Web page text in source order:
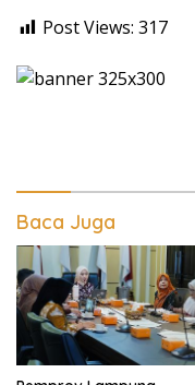
Post Views: 317
Baca Juga